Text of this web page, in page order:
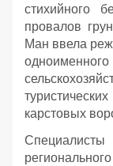
стихийного
провалов
Ман ввела
карстовых